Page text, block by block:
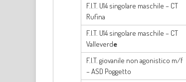
F.I.T. U14 singolare maschile – CT
Rufina
F.I.T. U14 singolare maschile – CT
Valleverde
F.I.T. giovanile non agonistico m/f
– ASD Poggetto